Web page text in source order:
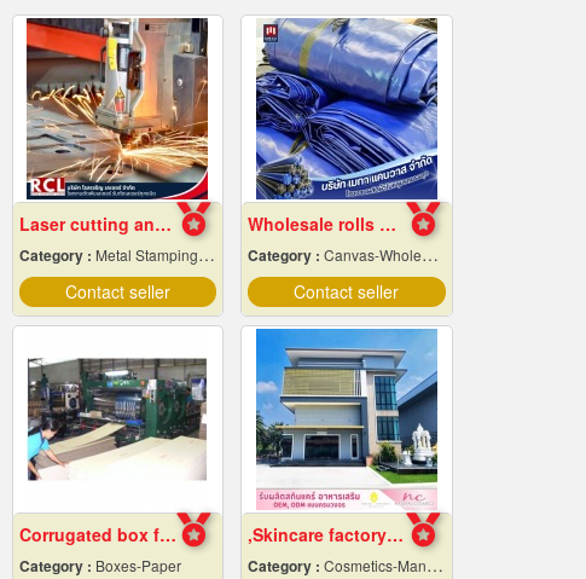
Laser cutting and folding factory, Ayutthaya
Category : Metal Stamping & Cutting
Contact seller
Wholesale rolls of canvas, wholesale price
Category : Canvas-Wholesale & Manufacturers
Contact seller
Corrugated box factory
Category : Boxes-Paper
,Skincare factory in Nakhon Pathom
Category : Cosmetics-Manufacturers Service